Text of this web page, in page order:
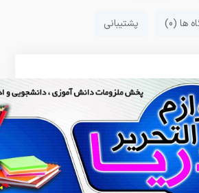
ها (0) پشتیبانی